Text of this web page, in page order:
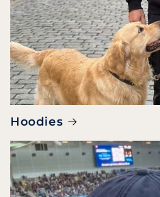
Hoodies